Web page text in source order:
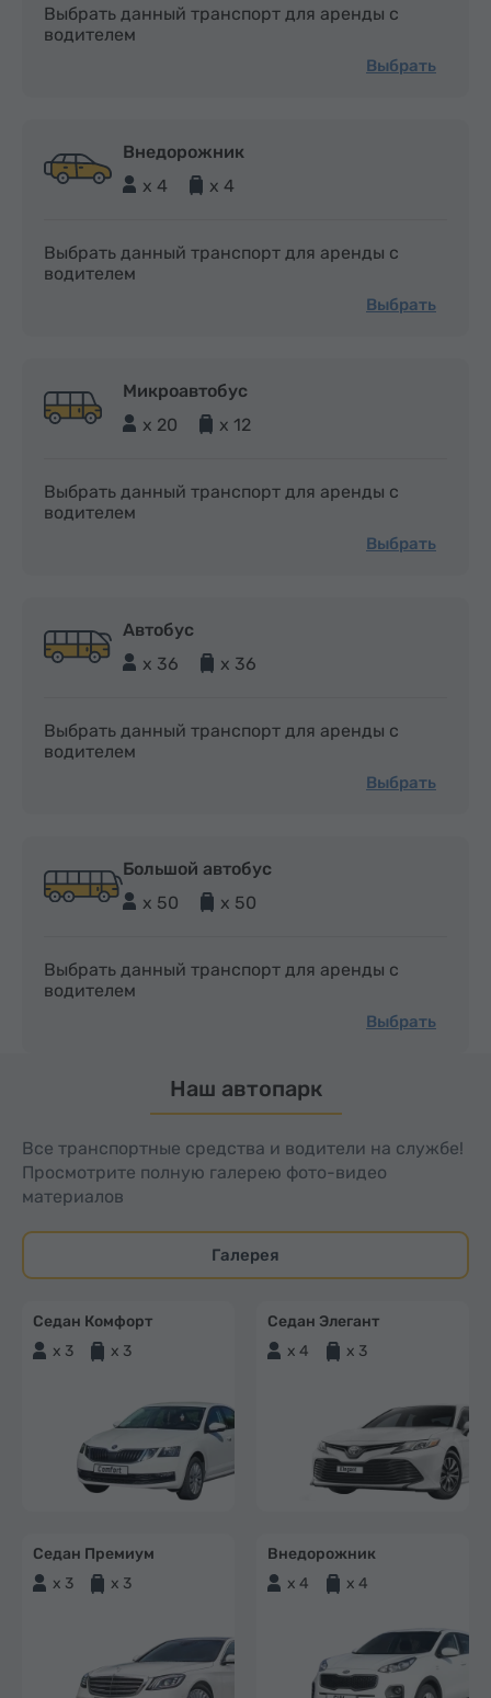
Выбрать данный транспорт для аренды с
водителем
Выбрать
Внедорожник
x 4
x 4
Выбрать данный транспорт для аренды с
водителем
Выбрать
Микроавтобус
x 20
x 12
Выбрать данный транспорт для аренды с
водителем
Выбрать
Автобус
x 36
x 36
Выбрать данный транспорт для аренды с
водителем
Выбрать
Большой автобус
x 50
x 50
Выбрать данный транспорт для аренды с
водителем
Выбрать
Наш автопарк
Все транспортные средства и водители на службе!
Просмотрите полную галерею фото-видео
материалов
Галерея
Седан Комфорт
x 3
x 3
Седан Элегант
x 4
x 3
Седан Премиум
x 3
x 3
Внедорожник
x 4
x 4